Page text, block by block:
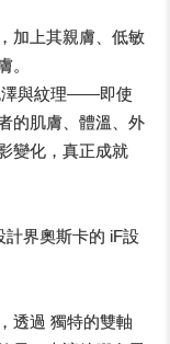
加上其親膚、低敏
。
澤與紋理——即使
的肌膚、體溫、外
變化，真正成就
計界奧斯卡的 iF設
透過 獨特的雙軸